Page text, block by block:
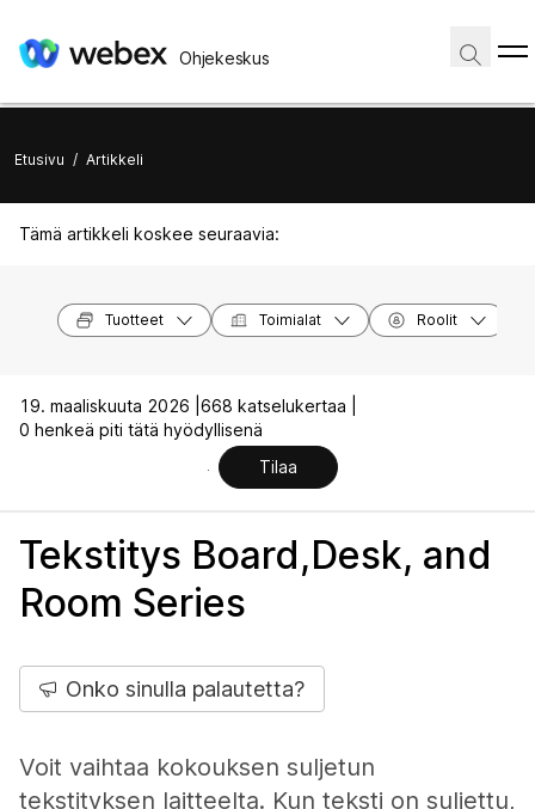
Ohjekeskus
Etusivu / Artikkeli
Tämä artikkeli koskee seuraavia:
Tuotteet Toimialat Roolit
19. maaliskuuta 2026 | 668 katselukertaa |
0 henkeä piti tätä hyödyllisenä
Tilaa
Tekstitys Board,Desk, and
Room Series
Onko sinulla palautetta?
Voit vaihtaa kokouksen suljetun
tekstityksen laitteelta. Kun teksti on suljettu,